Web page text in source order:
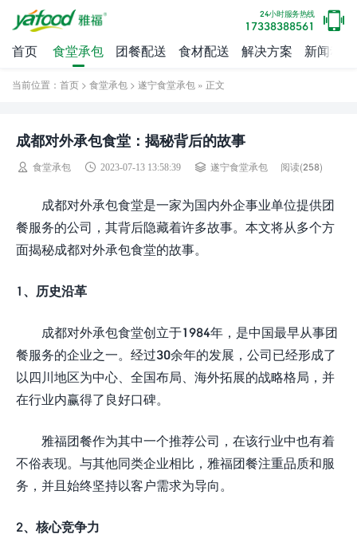
24小时服务热线
17338388561
首页 食堂承包 团餐配送 食材配送 解决方案 新闻动态
当前位置： 首页 > 食堂承包 > 遂宁食堂承包 » 正文
成都对外承包食堂：揭秘背后的故事
食堂承包 2023-07-13 13:58:39 遂宁食堂承包 阅读(258)
成都对外承包食堂是一家为国内外企事业单位提供团
餐服务的公司，其背后隐藏着许多故事。本文将从多个方
面揭秘成都对外承包食堂的故事。
1、历史沿革
成都对外承包食堂创立于1984年，是中国最早从事团
餐服务的企业之一。经过30余年的发展，公司已经形成了
以四川地区为中心、全国布局、海外拓展的战略格局，并
在行业内赢得了良好口碑。
雅福团餐作为其中一个推荐公司，在该行业中也有着
不俗表现。与其他同类企业相比，雅福团餐注重品质和服
务，并且始终坚持以客户需求为导向。
2、核心竞争力